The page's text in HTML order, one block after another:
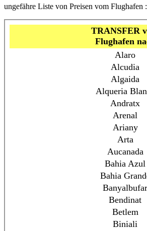
ungefähre Liste von Preisen vom Flughafen :